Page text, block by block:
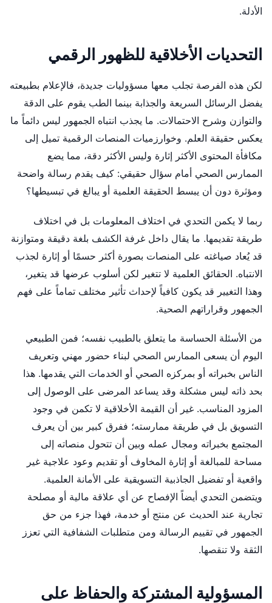
الأدلة.
التحديات الأخلاقية للظهور الرقمي
لكن هذه الفرصة تجلب معها مسؤوليات جديدة، فالإعلام بطبيعته
يفضل الرسائل السريعة والجذابة بينما الطب يقوم على الدقة
والتوازن وشرح الاحتمالات. ما يجذب انتباه الجمهور ليس دائماً ما
يعكس حقيقة العلم. وخوارزميات المنصات الرقمية تميل إلى
مكافأة المحتوى الأكثر إثارة وليس الأكثر دقة، مما يضع
الممارس الصحي أمام سؤال حقيقي: كيف يقدم رسالة واضحة
ومؤثرة دون أن يبسط الحقيقة العلمية أو يبالغ في تبسيطها؟
ربما لا يكمن التحدي في اختلاف المعلومات بل في اختلاف
طريقة تقديمها. ما يقال داخل غرفة الكشف بلغة دقيقة ومتوازنة
قد يُعاد صياغته على المنصات بصورة أكثر حسمًا أو إثارة لجذب
الانتباه. الحقائق العلمية لا تتغير لكن أسلوب عرضها قد يتغير،
وهذا التغيير قد يكون كافياً لإحداث تأثير مختلف تماماً على فهم
الجمهور وقراراتهم الصحية.
من الأسئلة الحساسة ما يتعلق بالطبيب نفسه؛ فمن الطبيعي
اليوم أن يسعى الممارس الصحي لبناء حضور مهني وتعريف
الناس بخبراته أو بمركزه الصحي أو الخدمات التي يقدمها. هذا
بحد ذاته ليس مشكلة وقد يساعد المرضى على الوصول إلى
المزود المناسب. غير أن القيمة الأخلاقية لا تكمن في وجود
التسويق بل في طريقة ممارسته؛ ففرق كبير بين أن يعرف
المجتمع بخبراته ومجال عمله وبين أن تتحول منصاته إلى
مساحة للمبالغة أو إثارة المخاوف أو تقديم وعود علاجية غير
واقعية أو تفضيل الجاذبية التسويقية على الأمانة العلمية.
ويتضمن التحدي أيضاً الإفصاح عن أي علاقة مالية أو مصلحة
تجارية عند الحديث عن منتج أو خدمة، فهذا جزء من حق
الجمهور في تقييم الرسالة ومن متطلبات الشفافية التي تعزز
الثقة ولا تنقصها.
المسؤولية المشتركة والحفاظ على